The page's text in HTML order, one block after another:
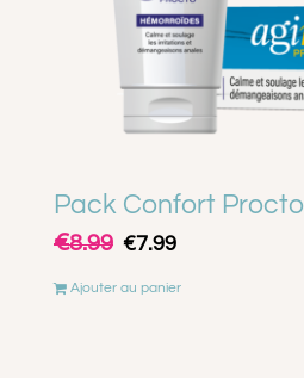
Pack Confort Procto
€8.99 Le
initial
€7.99Le
actuel
Ajouter au panier